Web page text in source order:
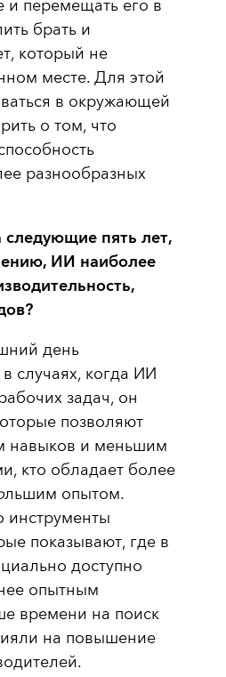
перемещать его в
брать и
который не
месте. Для этой
в окружающей
о том, что
разнообразных
пять лет,
ИИ наиболее
день
случаях, когда ИИ
задач, он
позволяют
навыков и меньшим
кто обладает более
льшим опытом.
показывают, где в
доступно
опытным
времени на поиск
на повышение